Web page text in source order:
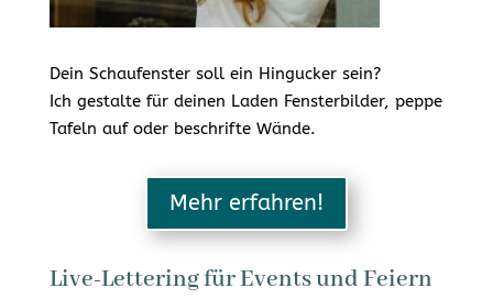
Dein Schaufenster soll ein Hingucker sein?
Ich gestalte für deinen Laden Fensterbilder, peppe
Tafeln auf oder beschrifte Wände.
Mehr erfahren!
Live-Lettering für Events und Feiern